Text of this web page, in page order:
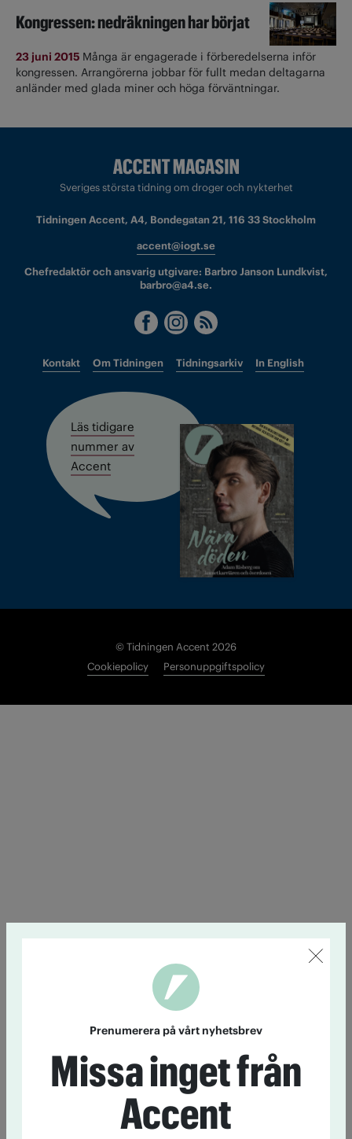
Kongressen: nedräkningen har börjat
23 juni 2015 Många är engagerade i förberedelserna inför
kongressen. Arrangörerna jobbar för fullt medan deltagarna
anländer med glada miner och höga förväntningar.
Sveriges största tidning om droger och nykterhet
Tidningen Accent, A4, Bondegatan 21, 116 33 Stockholm
accent@iogt.se
Chefredaktör och ansvarig utgivare: Barbro Janson Lundkvist,
barbro@a4.se.
Kontakt Om Tidningen Tidningsarkiv In English
Läs tidigare
nummer av
Accent
© Tidningen Accent 2026
Cookiepolicy
Personuppgiftspolicy
Prenumerera på vårt nyhetsbrev
Missa inget från
Accent